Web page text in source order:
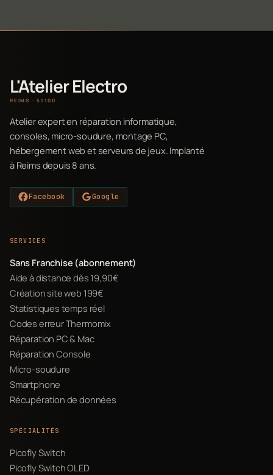
L'Atelier Electro
REIMS · 51100
Atelier expert en réparation informatique,
consoles, micro-soudure, montage PC,
hébergement web et serveurs de jeux. Implanté
à Reims depuis 8 ans.
Facebook Google
SERVICES
Sans Franchise (abonnement)
Aide à distance dès 19,90€
Création site web 199€
Statistiques temps réel
Codes erreur Thermomix
Réparation PC & Mac
Réparation Console
Micro-soudure
Smartphone
Récupération de données
SPÉCIALITÉS
Picofly Switch
Picofly Switch OLED